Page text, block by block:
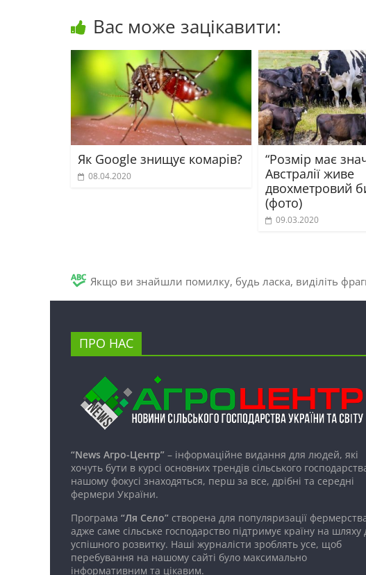
Вас може зацікавити:
Як Google знищує комарів?
08.04.2020
“Розмір має
Австралії живе
двохметровий
(фото)
09.03.2020
Якщо ви знайшли помилку, будь ласка, виділіть
ПРО НАС
“News Агро-Центр” – інформаційне видання для людей, які
хочуть бути в курсі основних трендів сільського
нашому фокусі знаходяться, перш за все, дрібні та середні
фермери України.
Програма “Ля Село” створена для популяризації
адже саме сільське господарство підтримує країну на шляху
успішного розвитку. Наші журналісти зроблять усе, щоб
перебування на нашому сайті було максимально
інформативним та цікавим.